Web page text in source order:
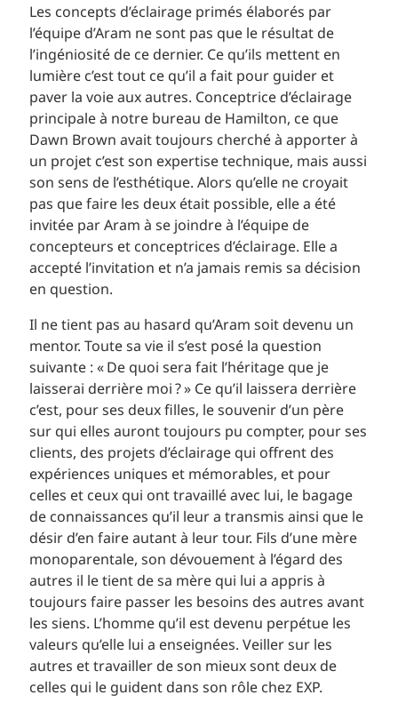
Les concepts d’éclairage primés élaborés par
l’équipe d’Aram ne sont pas que le résultat de
l’ingéniosité de ce dernier. Ce qu’ils mettent en
lumière c’est tout ce qu’il a fait pour guider et
paver la voie aux autres. Conceptrice d’éclairage
principale à notre bureau de Hamilton, ce que
Dawn Brown avait toujours cherché à apporter à
un projet c’est son expertise technique, mais aussi
son sens de l’esthétique. Alors qu’elle ne croyait
pas que faire les deux était possible, elle a été
invitée par Aram à se joindre à l’équipe de
concepteurs et conceptrices d’éclairage. Elle a
accepté l’invitation et n’a jamais remis sa décision
en question.
Il ne tient pas au hasard qu’Aram soit devenu un
mentor. Toute sa vie il s’est posé la question
suivante : « De quoi sera fait l’héritage que je
laisserai derrière moi ? » Ce qu’il laissera derrière
c’est, pour ses deux filles, le souvenir d’un père
sur qui elles auront toujours pu compter, pour ses
clients, des projets d’éclairage qui offrent des
expériences uniques et mémorables, et pour
celles et ceux qui ont travaillé avec lui, le bagage
de connaissances qu’il leur a transmis ainsi que le
désir d’en faire autant à leur tour. Fils d’une mère
monoparentale, son dévouement à l’égard des
autres il le tient de sa mère qui lui a appris à
toujours faire passer les besoins des autres avant
les siens. L’homme qu’il est devenu perpétue les
valeurs qu’elle lui a enseignées. Veiller sur les
autres et travailler de son mieux sont deux de
celles qui le guident dans son rôle chez EXP.